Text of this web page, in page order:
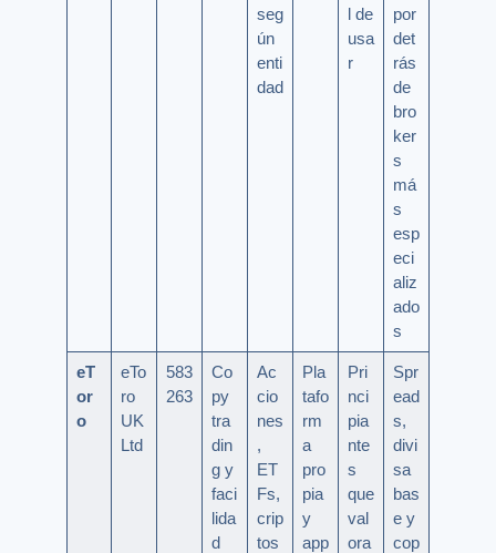
seg
ún
enti
dad
l de
usa
r
por
det
rás
de
bro
ker
s
má
s
esp
eci
aliz
ado
s
eT
or
o
eTo
ro
UK
Ltd
583
263
Co
py
tra
din
g y
faci
lida
d
Ac
cio
nes
,
ET
Fs,
crip
tos
Pla
tafo
rm
a
pro
pia
y
app
Pri
nci
pia
nte
s
que
val
ora
Spr
ead
s,
divi
sa
bas
e y
cop